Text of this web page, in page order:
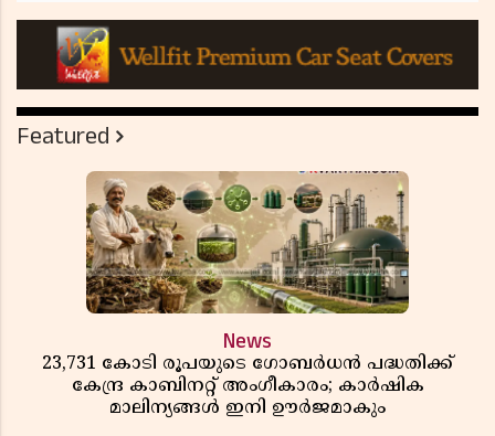
Featured
News
23,731 കോടി രൂപയുടെ ഗോബർധൻ പദ്ധതിക്ക്
കേന്ദ്ര കാബിനറ്റ് അംഗീകാരം; കാർഷിക
മാലിന്യങ്ങൾ ഇനി ഊർജമാകും